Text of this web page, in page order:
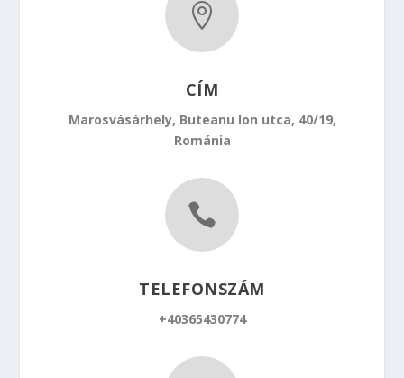

CÍM
Marosvásárhely, Buteanu Ion utca, 40/19,
Románia

TELEFONSZÁM
+40365430774